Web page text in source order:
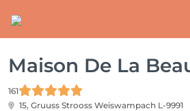
Maison De La
161
15, Gruuss Strooss Weiswampach L-9991